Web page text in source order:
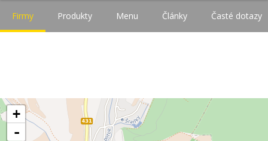
Firmy Produkty Menu Články Časté dotazy
+
-